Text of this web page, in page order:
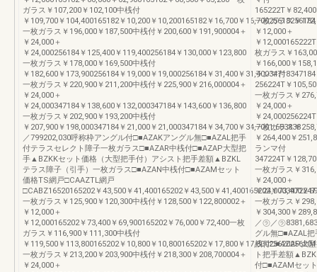
ガラス￥107,200￥102,100中桟付
￥109,700￥104,400165182￥10,200￥10,200165182￥16,700￥
一枚ガラス￥196,000￥187,500中桟付￥200,600￥191,900004＋
￥24,000＋
￥24,000256184￥125,400￥119,400256184￥130,000￥123,800
一枚ガラス￥178,000￥169,500中桟付
￥182,600￥173,900256184￥19,000￥19,000256184￥31,400￥
一枚ガラス￥220,900￥211,200中桟付￥225,900￥216,000004＋
￥24,000＋
￥24,000347184￥138,600￥132,000347184￥143,600￥136,800
一枚ガラス￥202,900￥193,200中桟付
￥207,900￥198,000347184￥21,000￥21,000347184￥34,700￥34,7001,683838
／799202,030呼称枠アングル付□■AZAKアングル無□■AZAL把手
付テラスセレクト障子一枚ガラス□■AZAR中桟付□■AZAP大型把
手▲BZKKセット価格（大型把手付）アシスト把手差額▲BZKL
テラス障子（引手）一枚ガラス□■AZAN中桟付□■AZAMセット
価格TS網戸□CAAZTL網戸
□CABZ16520165202￥43,500￥41,400165202￥43,500￥41,400165202￥73,400￥
一枚ガラス￥125,900￥120,300中桟付￥128,500￥122,800002＋
￥12,000＋
￥12,000165202￥73,400￥69,900165202￥76,000￥72,400一枚
ガラス￥116,900￥111,300中桟付
￥119,500￥113,800165202￥10,800￥10,800165202￥17,800￥
一枚ガラス￥213,200￥203,900中桟付￥218,300￥208,700004＋
￥24,000＋
165222T￥
一枚ガラス￥
￥12,000＋
￥
枚ガラス￥
￥166,000￥
ランマ付
256224T￥
一枚ガラス￥
￥24,000＋
￥
一枚ガラス￥
￥264,400￥
ランマ付
347224T￥
一枚ガラス￥
￥24,000＋
￥
一枚ガラス￥
￥304,300￥
／㋶／㋶
グル無□■AZAL
桟付□■AZAP大
ト把手差額
付□■AZAMセッ